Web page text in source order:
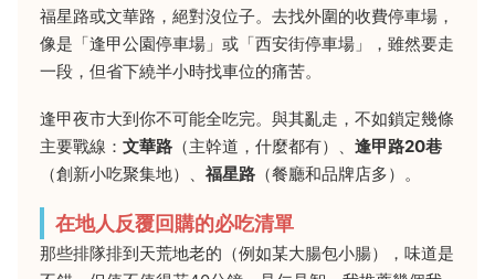
福星路或文華路，絕對沒位子。去找外圍的收費停車場，
像是「逢甲公園停車場」或「西安街停車場」，雖然要走
一段，但省下繞半小時找車位的痛苦。
逢甲夜市大到你不可能全吃完。與其亂走，不如鎖定幾條
主要戰線： 文華路 （主幹道，什麼都有）、 逢甲路20巷
（創新小吃聚集地）、 福星路 （餐廳和品牌店多）。
在地人反覆回購的必吃清單
那些排隊排到天荒地老的（例如某大腸包小腸），味道是